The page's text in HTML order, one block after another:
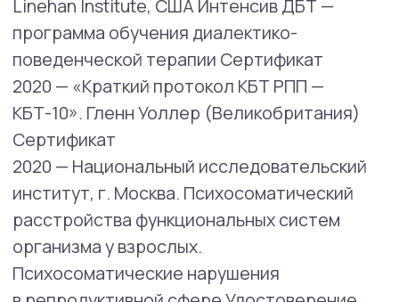
2016 — Международная академия коучинга.
Диплом
2015 — Институт Интегративной психологии
профессионального развития.
Психокоррекция с применением
гипносуггестивных техник (очно)
Удостоверение
Область профессиональных интересов:
и психологическими консультациями при
низкой самооценке, потере смысла жизни,
травмах, эмоциональных проблемах,
жизненных проблемах (развод, переезд,
увольнение и др.), конфликтах с родными,